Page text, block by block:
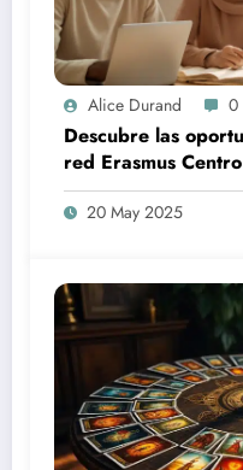
Alice Durand 0
Descubre las
red Erasmus Centro
20 May 2025